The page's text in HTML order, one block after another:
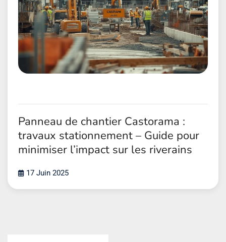
Panneau de chantier Castorama :
travaux stationnement – Guide pour
minimiser l’impact sur les riverains
17 Juin 2025